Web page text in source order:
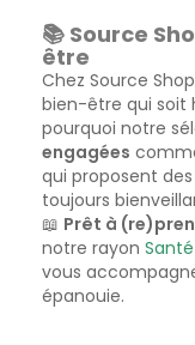
📚 Source
être
Chez Source
bien-être qui soit
pourquoi notre
engagées
qui proposent
toujours
📖 Prêt à
notre rayon
vous
épanouie.